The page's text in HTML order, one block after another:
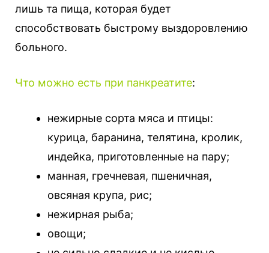
лишь та пища, которая будет
способствовать быстрому выздоровлению
больного.
Что можно есть при панкреатите:
нежирные сорта мяса и птицы:
курица, баранина, телятина, кролик,
индейка, приготовленные на пару;
манная, гречневая, пшеничная,
овсяная крупа, рис;
нежирная рыба;
овощи;